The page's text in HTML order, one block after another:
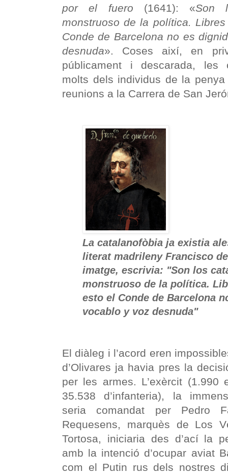
por el fuero (1641): «Son
monstruoso de la política.
Conde de Barcelona no es
desnuda». Coses així, en
públicament i descarada, les
molts dels individus de la
reunions a la Carrera de San
La catalanofòbia ja existia
literat madrileny Francisco
imatge, escrivia: "Son los
monstruoso de la política.
esto el Conde de Barcelona
vocablo y voz desnuda"
El diàleg i l’acord eren
d’Olivares ja havia pres la
per les armes. L’exèrcit (1.990
35.538 d’infanteria), la
seria comandat per Pedro
Requesens, marquès de Los
Tortosa, iniciaria des d’ací la
amb la intenció d’ocupar aviat
com el Putin rus dels nostres